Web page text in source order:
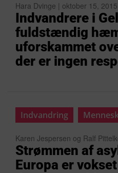
Hara Dvinge | oktober 15, 2015
Indvandrere i
fuldstændig
uforskammet
der er ingen
Indvandring
Karen Jespersen og Ralf
Strømmen af
Europa er